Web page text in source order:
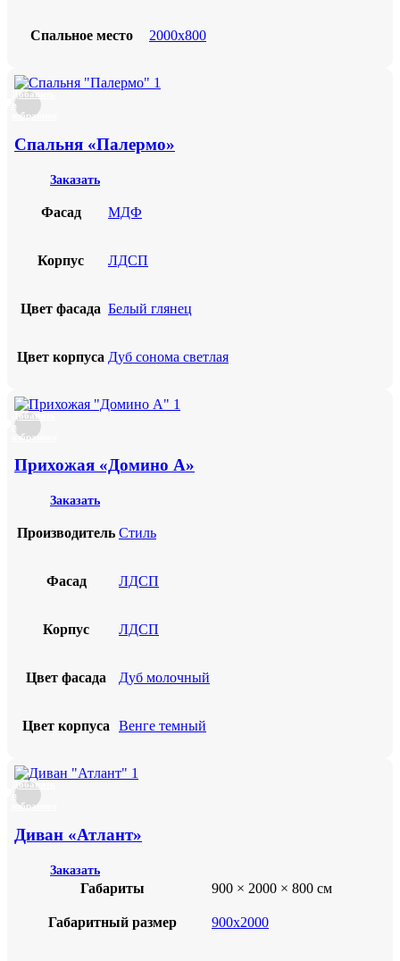
Спальное место 2000х800
Добавить
в
избранное
Спальня «Палермо»
Заказать
Фасад МДФ
Корпус ЛДСП
Цвет фасада Белый глянец
Цвет корпуса Дуб сонома светлая
Добавить
в
избранное
Прихожая «Домино А»
Заказать
Производитель Стиль
Фасад ЛДСП
Корпус ЛДСП
Цвет фасада Дуб молочный
Цвет корпуса Венге темный
Добавить
в
избранное
Диван «Атлант»
Заказать
Габариты 900 × 2000 × 800 см
Габаритный размер 900х2000